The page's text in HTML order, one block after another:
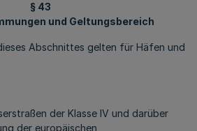
§ 43
und Geltungsbereich
Abschnittes gelten für Häfen und
der Klasse IV und darüber
der europäischen